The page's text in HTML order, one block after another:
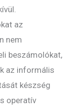
az
nem
beszámolókat,
az informális
készség
operatív